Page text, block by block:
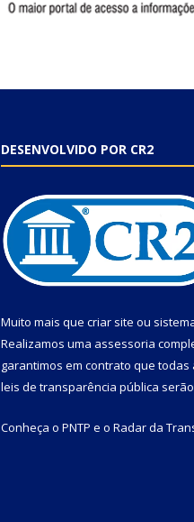
DESENVOLVIDO POR CR2
Muito mais que criar site ou
Realizamos uma assessoria
garantimos em contrato que todas
leis de transparência pública
Conheça o PNTP e o Radar da